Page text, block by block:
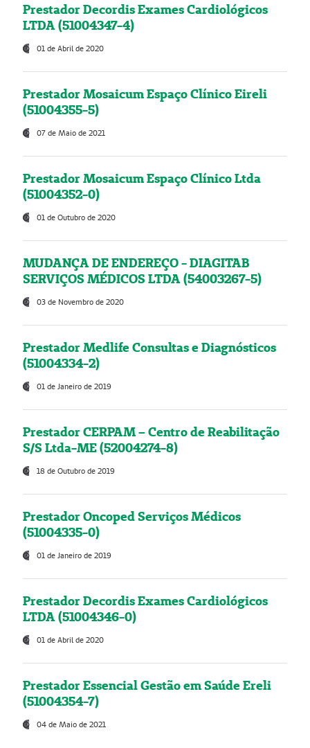
Prestador Decordis Exames Cardiológicos
LTDA (51004347-4)
01 de Abril de 2020
Prestador Mosaicum Espaço Clínico Eireli
(51004355-5)
07 de Maio de 2021
Prestador Mosaicum Espaço Clínico Ltda
(51004352-0)
01 de Outubro de 2020
MUDANÇA DE ENDEREÇO - DIAGITAB
SERVIÇOS MÉDICOS LTDA (54003267-5)
03 de Novembro de 2020
Prestador Medlife Consultas e Diagnósticos
(51004334-2)
01 de Janeiro de 2019
Prestador CERPAM – Centro de Reabilitação
S/S Ltda-ME (52004274-8)
18 de Outubro de 2019
Prestador Oncoped Serviços Médicos
(51004335-0)
01 de Janeiro de 2019
Prestador Decordis Exames Cardiológicos
LTDA (51004346-0)
01 de Abril de 2020
Prestador Essencial Gestão em Saúde Ereli
(51004354-7)
04 de Maio de 2021